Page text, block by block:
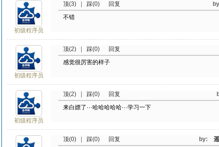
初级程序员
顶(3) 踩(0)
回复
不错
初级程序员
顶(2) 踩(0)
回复
感觉很厉害的样子
初级程序员
顶(2) 踩(0)
回复
来白嫖了···哈哈哈哈哈···学习一下
by:
顶(0) 踩(0)
回复